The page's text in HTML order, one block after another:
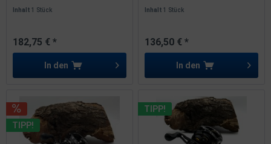
Inhalt1 Stück
182,75 € *
In den
Inhalt1 Stück
136,50 € *
In den
TIPP!
TIPP!